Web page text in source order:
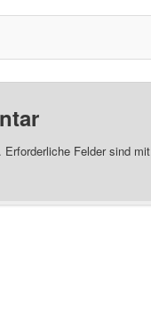
Erforderliche Felder sind mit